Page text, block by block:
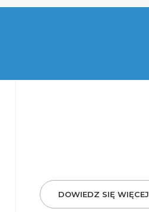
DOWIEDZ SIĘ WIĘCEJ